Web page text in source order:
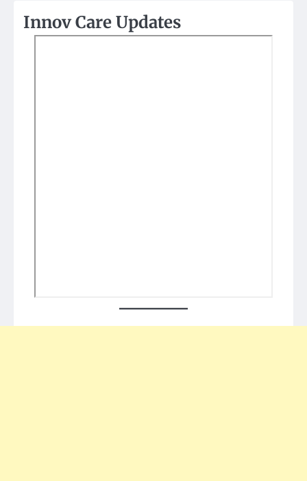
Innov Care Updates